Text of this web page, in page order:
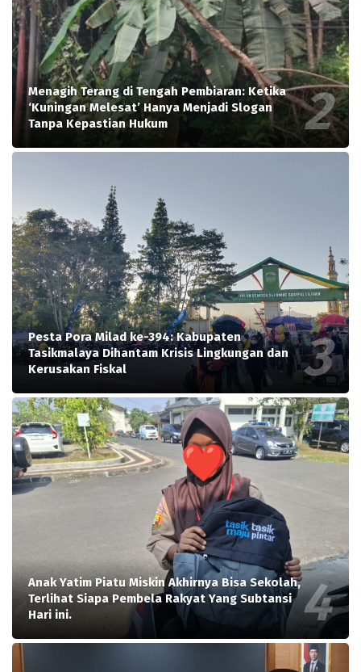
Menagih Terang di Tengah Pembiaran: Ketika
‘Kuningan Melesat’ Hanya Menjadi Slogan
Tanpa Kepastian Hukum
Pesta Pora Milad ke-394: Kabupaten
Tasikmalaya Dihantam Krisis Lingkungan dan
Kerusakan Fiskal
Anak Yatim Piatu Miskin Akhirnya Bisa Sekolah,
Terlihat Siapa Pembela Rakyat Yang Subtansi
Hari ini.